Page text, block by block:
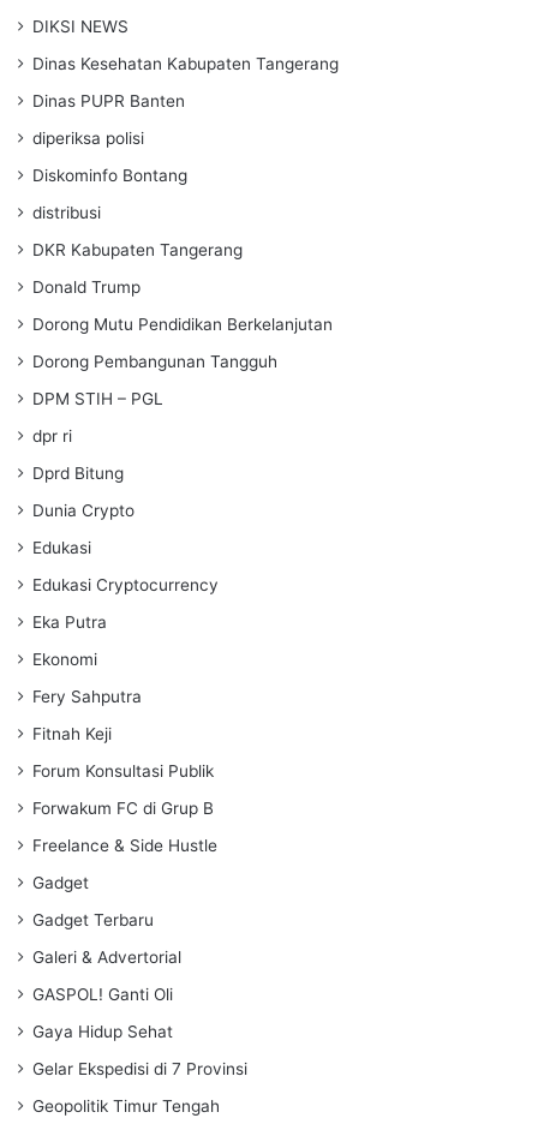
DIKSI NEWS
Dinas Kesehatan Kabupaten Tangerang
Dinas PUPR Banten
diperiksa polisi
Diskominfo Bontang
distribusi
DKR Kabupaten Tangerang
Donald Trump
Dorong Mutu Pendidikan Berkelanjutan
Dorong Pembangunan Tangguh
DPM STIH – PGL
dpr ri
Dprd Bitung
Dunia Crypto
Edukasi
Edukasi Cryptocurrency
Eka Putra
Ekonomi
Fery Sahputra
Fitnah Keji
Forum Konsultasi Publik
Forwakum FC di Grup B
Freelance & Side Hustle
Gadget
Gadget Terbaru
Galeri & Advertorial
GASPOL! Ganti Oli
Gaya Hidup Sehat
Gelar Ekspedisi di 7 Provinsi
Geopolitik Timur Tengah